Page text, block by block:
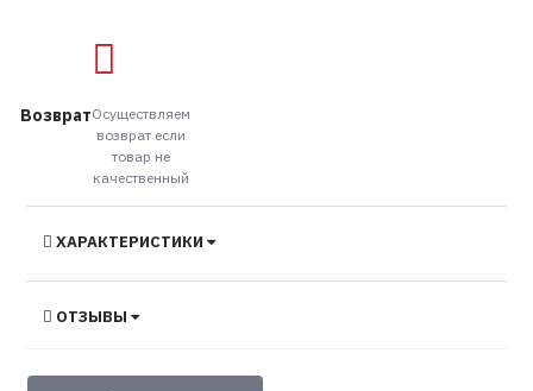
ВозвратОсуществляем
возврат если
товар не
качественный
ХАРАКТЕРИСТИКИ
ОТЗЫВЫ